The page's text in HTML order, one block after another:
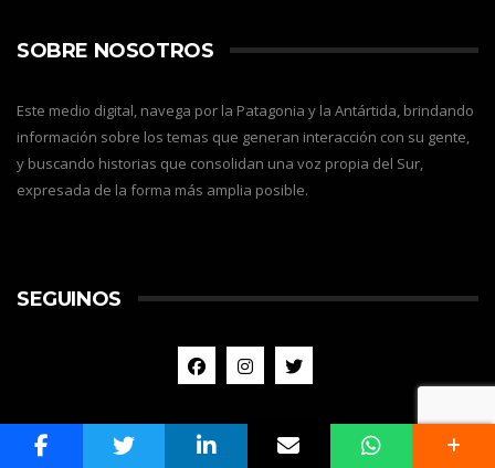
SOBRE NOSOTROS
Este medio digital, navega por la Patagonia y la Antártida, brindando
información sobre los temas que generan interacción con su gente,
y buscando historias que consolidan una voz propia del Sur,
expresada de la forma más amplia posible.
SEGUINOS